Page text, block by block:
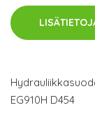
EG910H D454